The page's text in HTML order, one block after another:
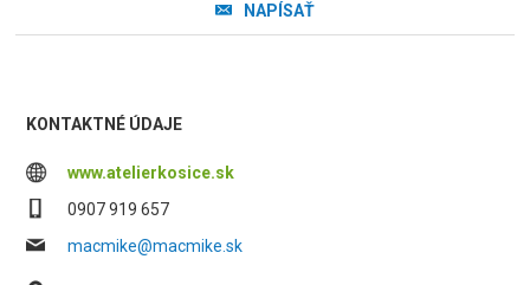
NAPÍSAŤ
KONTAKTNÉ ÚDAJE
www.atelierkosice.sk
0907 919 657
macmike@macmike.sk